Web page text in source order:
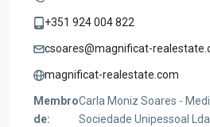
+351 924 004 822
csoares@magnificat-
magnificat-realestate.com
Membro
de:
Carla Moniz Soares -
Sociedade Unipessoal